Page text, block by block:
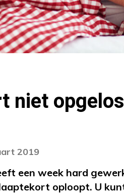
niet
2019
een week hard
oploopt. U